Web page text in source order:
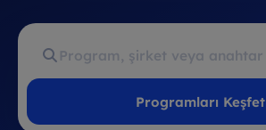
Programları Keşfet